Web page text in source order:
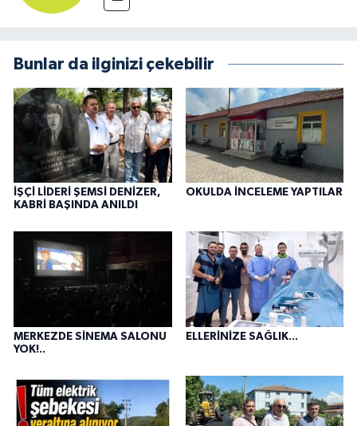
Bunlar da ilginizi çekebilir
İŞÇİ LİDERİ ŞEMSİ DENİZER,
KABRİ BAŞINDA ANILDI
OKULDA İNCELEME YAPTILAR
MERKEZDE SİNEMA SALONU
YOK!..
ELLERİNİZE SAĞLIK...